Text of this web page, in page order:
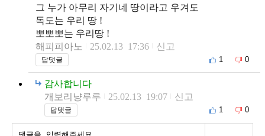
그 누가 아무리 자기네 땅이라고 우겨도
독도는 우리 땅 !
뽀뽀뽀는 우리땅 !
해피피아노
25.02.13 17:36 신고
답댓글 1 0
감사합니다
개보리냥루루
25.02.13 19:07 신고
답댓글 1 0